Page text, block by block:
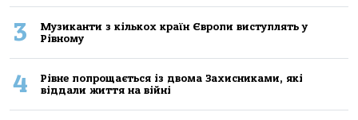
3
Музиканти з кількох країн Європи виступлять у
Рівному
4
Рівне попрощається із двома Захисниками, які
віддали життя на війні